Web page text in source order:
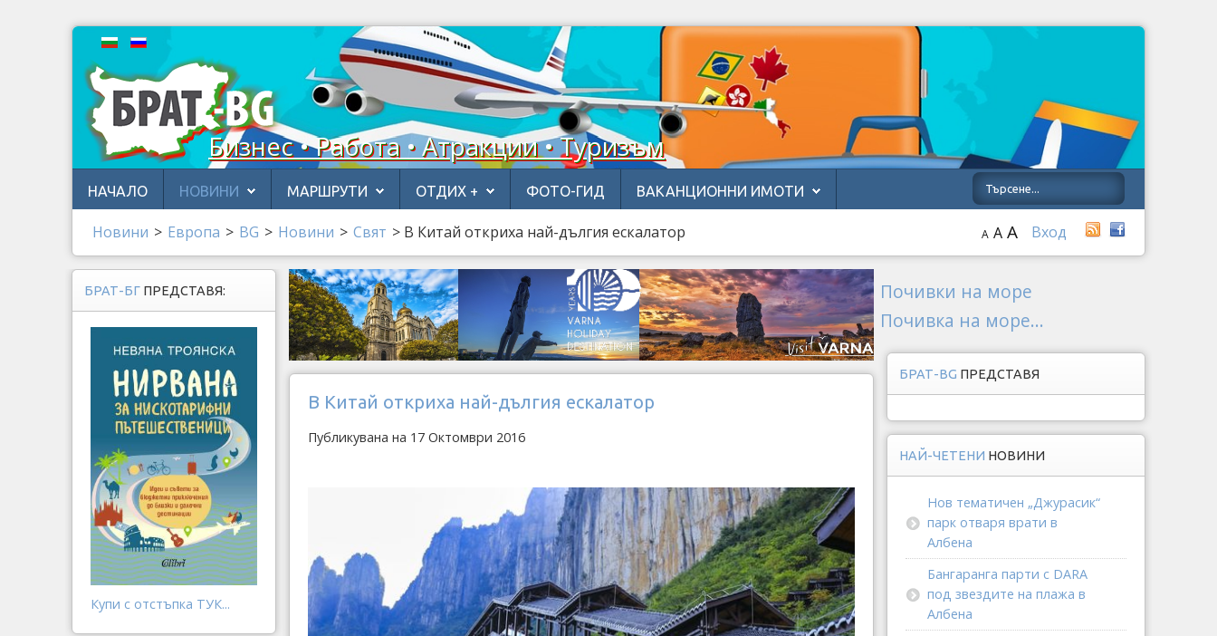
Бизнес • Работа • Атракции • Туризъм
НАЧАЛО НОВИНИ МАРШРУТИ ОТДИХ + ФОТО-ГИД ВАКАНЦИОННИ ИМОТИ
Новини > Европа > BG > Новини > Свят > В Китай откриха най-дългия ескалатор Вход
A A A
В Китай откриха най-дългия ескалатор
Публикувана на 17 Октомври 2016
БРАТ-БГ ПРЕДСТАВЯ:
Купи с отстъпка ТУК...
Почивки на море
Почивка на море...
БРАТ-BG ПРЕДСТАВЯ
НАЙ-ЧЕТЕНИ НОВИНИ
Нов тематичен „Джурасик“
парк отваря врати в
Албена
Бангаранга парти с DARA
под звездите на плажа в
Албена